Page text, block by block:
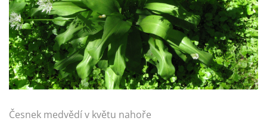
Česnek medvědí v květu nahoře